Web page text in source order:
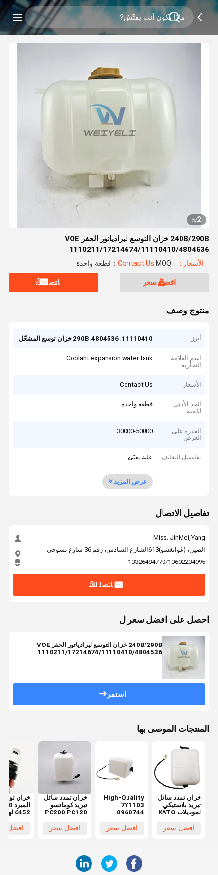
2
/
5
240B/290B خزان التوسع لبرادياتور الحفر VOE
1110211/17214674/11110410/4804536
الأسعار：Contact Us MOQ：قطعة واحدة
افضل سعر ﺎﺘﺼﻟ ﺍﻶﻧ
منتوج وصف
أبرز 11110410
,
4804536
,290B خزان توسع المشعّل
اسم العلامة
التجارية
Coolant expansion water tank
الأسعار Contact Us
الحد الأدنى
لكمية
قطعة واحدة
القدرة على
العرض
30000-50000
تفاصيل التغليف علبة يعبّئ
عرض المزيد
تفاصيل الاتصال
Miss. JinMei,Yang
الصين، (غوانغشو)613الشارع السادس، رقم 36 شارع تشوجي
13326484770/13602234995
ﺎﺘﺼﻟ ﺍﻶﻧ
احصل على افضل سعر ل
240B/290B خزان التوسع لبرادياتور الحفر VOE
1110211/17214674/11110410/4804536
استمر
المنتجات الموصى بها
خزان تمدد سائل
تبريد بلاستيكي
لموديلات KATO
HD250 HD450
HD512 HD513
افضل سعر
High-Quality
7Y1103
0960744
Expansion
E312 E323
E324 Models
افضل سعر
خزان تمدد سائل
تبريد كوماتسو
PC200 PC120
06-15240
افضل سعر
خزان
6452
ZAX450
افضل